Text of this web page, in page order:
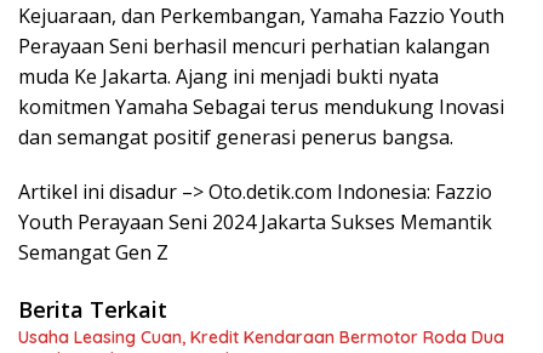
Kejuaraan, dan Perkembangan, Yamaha Fazzio Youth
Perayaan Seni berhasil mencuri perhatian kalangan
muda Ke Jakarta. Ajang ini menjadi bukti nyata
komitmen Yamaha Sebagai terus mendukung Inovasi
dan semangat positif generasi penerus bangsa.
Artikel ini disadur –> Oto.detik.com Indonesia: Fazzio
Youth Perayaan Seni 2024 Jakarta Sukses Memantik
Semangat Gen Z
Berita Terkait
Usaha Leasing Cuan, Kredit Kendaraan Bermotor Roda Dua